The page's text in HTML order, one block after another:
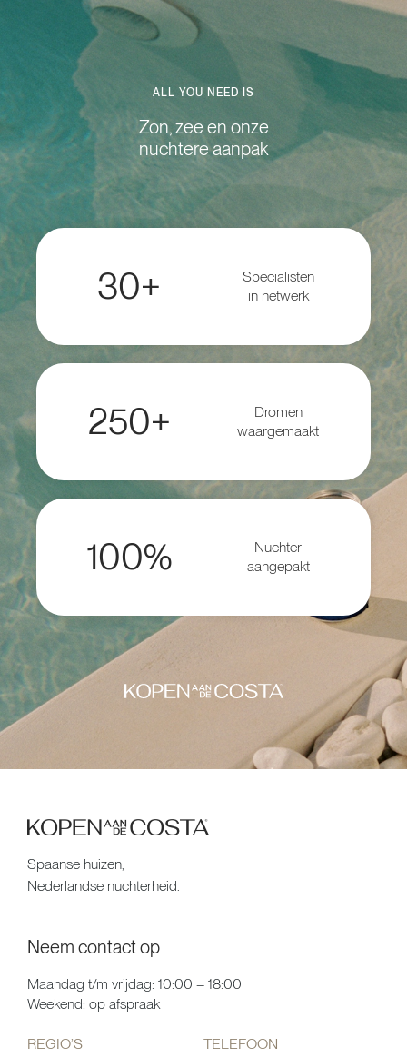
ALL YOU NEED IS
Zon, zee en onze
nuchtere aanpak
30+
Specialisten
in netwerk
250+
Dromen
waargemaakt
100%
Nuchter
aangepakt
Spaanse huizen,
Nederlandse nuchterheid.
Neem contact op
Maandag t/m vrijdag: 10:00 – 18:00
Weekend: op afspraak
REGIO’S TELEFOON